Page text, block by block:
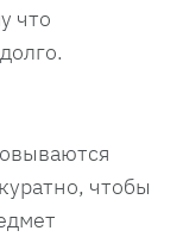
что
чтобы